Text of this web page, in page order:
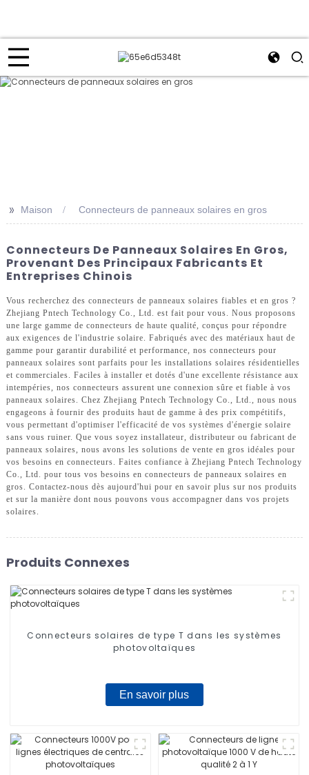
>> Maison Connecteurs de panneaux solaires en gros
Connecteurs De Panneaux Solaires En Gros,
Provenant Des Principaux Fabricants Et
Entreprises Chinois
Vous recherchez des connecteurs de panneaux solaires fiables et en gros ?
Zhejiang Pntech Technology Co., Ltd. est fait pour vous. Nous proposons
une large gamme de connecteurs de haute qualité, conçus pour répondre
aux exigences de l'industrie solaire. Fabriqués avec des matériaux haut de
gamme pour garantir durabilité et performance, nos connecteurs pour
panneaux solaires sont parfaits pour les installations solaires résidentielles
et commerciales. Faciles à installer et dotés d'une excellente résistance aux
intempéries, nos connecteurs assurent une connexion sûre et fiable à vos
panneaux solaires. Chez Zhejiang Pntech Technology Co., Ltd., nous nous
engageons à fournir des produits haut de gamme à des prix compétitifs,
vous permettant d'optimiser l'efficacité de vos systèmes d'énergie solaire
sans vous ruiner. Que vous soyez installateur, distributeur ou fabricant de
panneaux solaires, nous avons les solutions de vente en gros idéales pour
vos besoins en connecteurs. Faites confiance à Zhejiang Pntech Technology
Co., Ltd. pour tous vos besoins en connecteurs de panneaux solaires en
gros. Contactez-nous dès aujourd'hui pour en savoir plus sur nos produits
et sur la manière dont nous pouvons vous accompagner dans vos projets
solaires.
Produits Connexes
Connecteurs solaires de type T dans les systèmes
photovoltaïques
En savoir plus